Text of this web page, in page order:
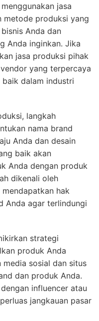
jasa
metode produksi yang
Anda dan
Anda inginkan. Jika
jasa produksi pihak
yang terpercaya
dalam industri
langkah
nama brand
Anda dan desain
baik akan
Anda dengan produk
dikenali oleh
hak
Anda agar terlindungi
strategi
produk Anda
media sosial dan situs
dan produk Anda.
influencer atau
jangkauan pasar